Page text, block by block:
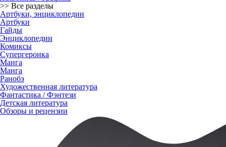
>> Все разделы
Артбуки, энциклопедии
Артбуки
Гайды
Энциклопедии
Комиксы
Супергероика
Манга
Манга
Ранобэ
Художественная литература
Фантастика / Фэнтези
Детская литература
Обзоры и рецензии